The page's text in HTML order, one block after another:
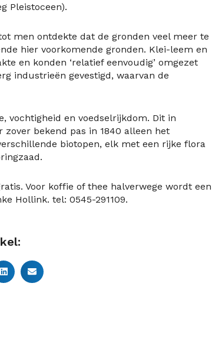
Pleistoceen).
men ontdekte dat de gronden veel meer te
hier voorkomende gronden. Klei-leem en
en konden ‘relatief eenvoudig’ omgezet
industrieën gevestigd, waarvan de
vochtigheid en voedselrijkdom. Dit in
bekend pas in 1840 alleen het
biotopen, elk met een rijke flora
Voor koffie of thee halverwege wordt een
Hollink. tel: 0545-291109.